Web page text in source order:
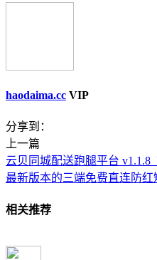
haodaima.cc VIP
分享到：
上一篇
云贝同城配送跑腿平台
最新版本的三端免费直连防红
相关推荐